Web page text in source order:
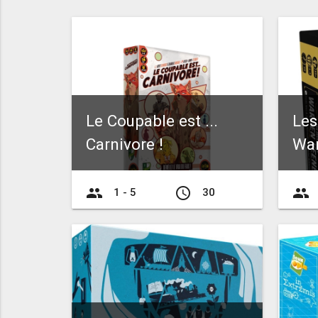
Le Coupable est ...
Carnivore !
group 1 - 5 access_time 30 group